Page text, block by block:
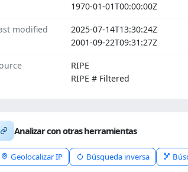
1970-01-01T00:00:00Z
modified
2025-07-14T13:30:24Z
2001-09-22T09:31:27Z
RIPE
RIPE # Filtered
Analizar con otras herramientas
Geolocalizar IP Búsqueda inversa